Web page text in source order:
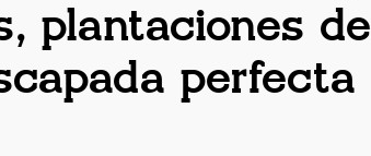
plantaciones de
perfecta